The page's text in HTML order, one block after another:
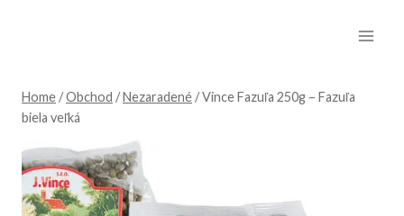
Home /Obchod /Nezaradené /Vince Fazuľa 250g – Fazuľa
biela veľká